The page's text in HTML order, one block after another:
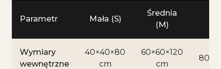
Parametr Mała (S)
Średnia
(M)
Wymiary
wewnętrzne
40×40×80
cm
60×60×120
cm